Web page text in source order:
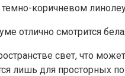
отлично смотрится
свет, что
лишь для просторных